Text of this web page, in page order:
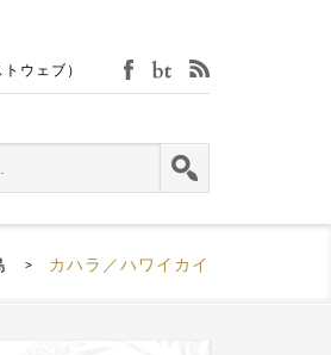
ウェブ） facebookbijin-tokei
> カハラ／ハワイカイ